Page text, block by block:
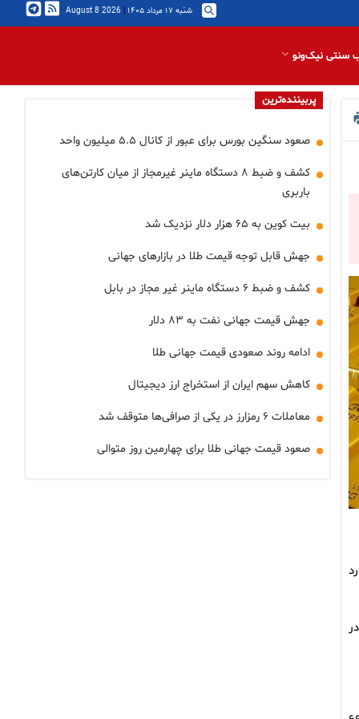
شنبه ۱۷ مرداد ۱۴۰۵ |
2026 August 8
سنتی نیک‌ونو
پربیننده‌ترین
صعود سنگین بورس برای عبور از کانال ۵.۵ میلیون واحد
کشف و ضبط ۸ دستگاه ماینر غیرمجاز از میان کارتن‌های
باربری
بیت کوین به ۶۵ هزار دلار نزدیک شد
جهش قابل توجه قیمت طلا در بازارهای جهانی
کشف و ضبط ۶ دستگاه ماینر غیر مجاز در بابل
جهش قیمت جهانی نفت به ۸۳ دلار
ادامه روند صعودی قیمت جهانی طلا
کاهش سهم ایران از استخراج ارز دیجیتال
معاملات ۶ رمزارز در یکی از صرافی‌ها متوقف شد
صعود قیمت جهانی طلا برای چهارمین روز متوالی